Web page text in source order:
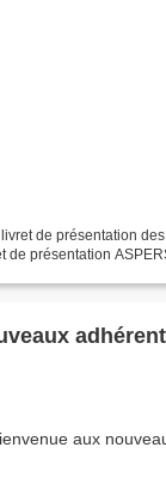
de présentation
en 2026 👇 - Livret de présentation